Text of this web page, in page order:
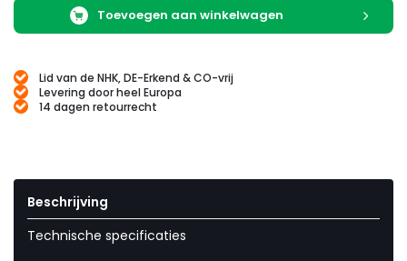
Toevoegen aan winkelwagen
Lid van de NHK, DE-Erkend & CO-vrij
Levering door heel Europa
14 dagen retourrecht
Beschrijving
Technische specificaties